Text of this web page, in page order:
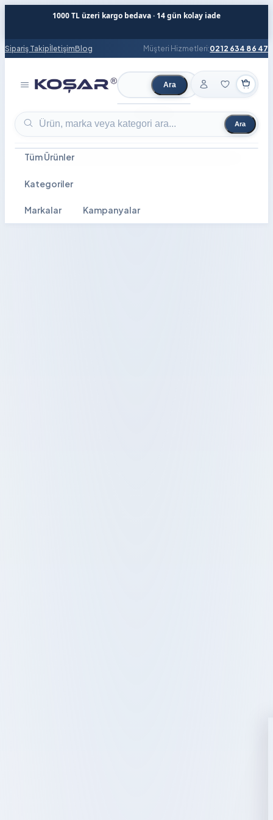
1000 TL üzeri kargo bedava · 14 gün kolay iade
Sipariş TakipİletişimBlog Müşteri Hizmetleri:0212 634 86 47
Ürün ara Ara
Ürün ara Ara
Tüm Ürünler
Kategoriler
Markalar Kampanyalar